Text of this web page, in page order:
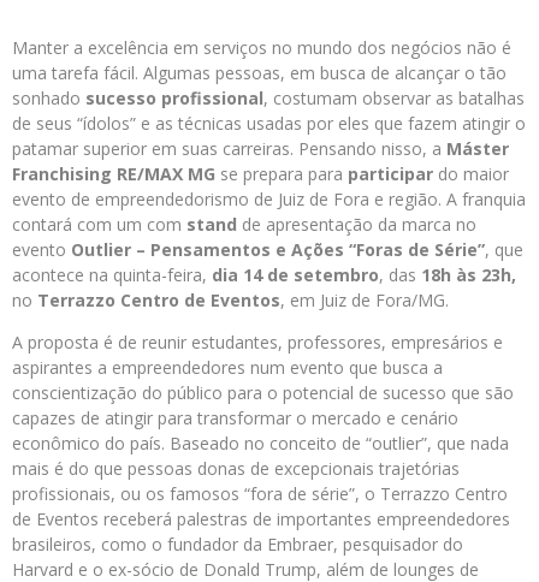
Manter a excelência em serviços no mundo dos negócios não é
uma tarefa fácil. Algumas pessoas, em busca de alcançar o tão
sonhado sucesso profissional, costumam observar as batalhas
de seus “ídolos” e as técnicas usadas por eles que fazem atingir o
patamar superior em suas carreiras. Pensando nisso, a Máster
Franchising RE/MAX MG se prepara para participar do maior
evento de empreendedorismo de Juiz de Fora e região. A franquia
contará com um com stand de apresentação da marca no
evento Outlier – Pensamentos e Ações “Foras de Série”, que
acontece na quinta-feira, dia 14 de setembro, das 18h às 23h,
no Terrazzo Centro de Eventos, em Juiz de Fora/MG.
A proposta é de reunir estudantes, professores, empresários e
aspirantes a empreendedores num evento que busca a
conscientização do público para o potencial de sucesso que são
capazes de atingir para transformar o mercado e cenário
econômico do país. Baseado no conceito de “outlier”, que nada
mais é do que pessoas donas de excepcionais trajetórias
profissionais, ou os famosos “fora de série”, o Terrazzo Centro
de Eventos receberá palestras de importantes empreendedores
brasileiros, como o fundador da Embraer, pesquisador do
Harvard e o ex-sócio de Donald Trump, além de lounges de